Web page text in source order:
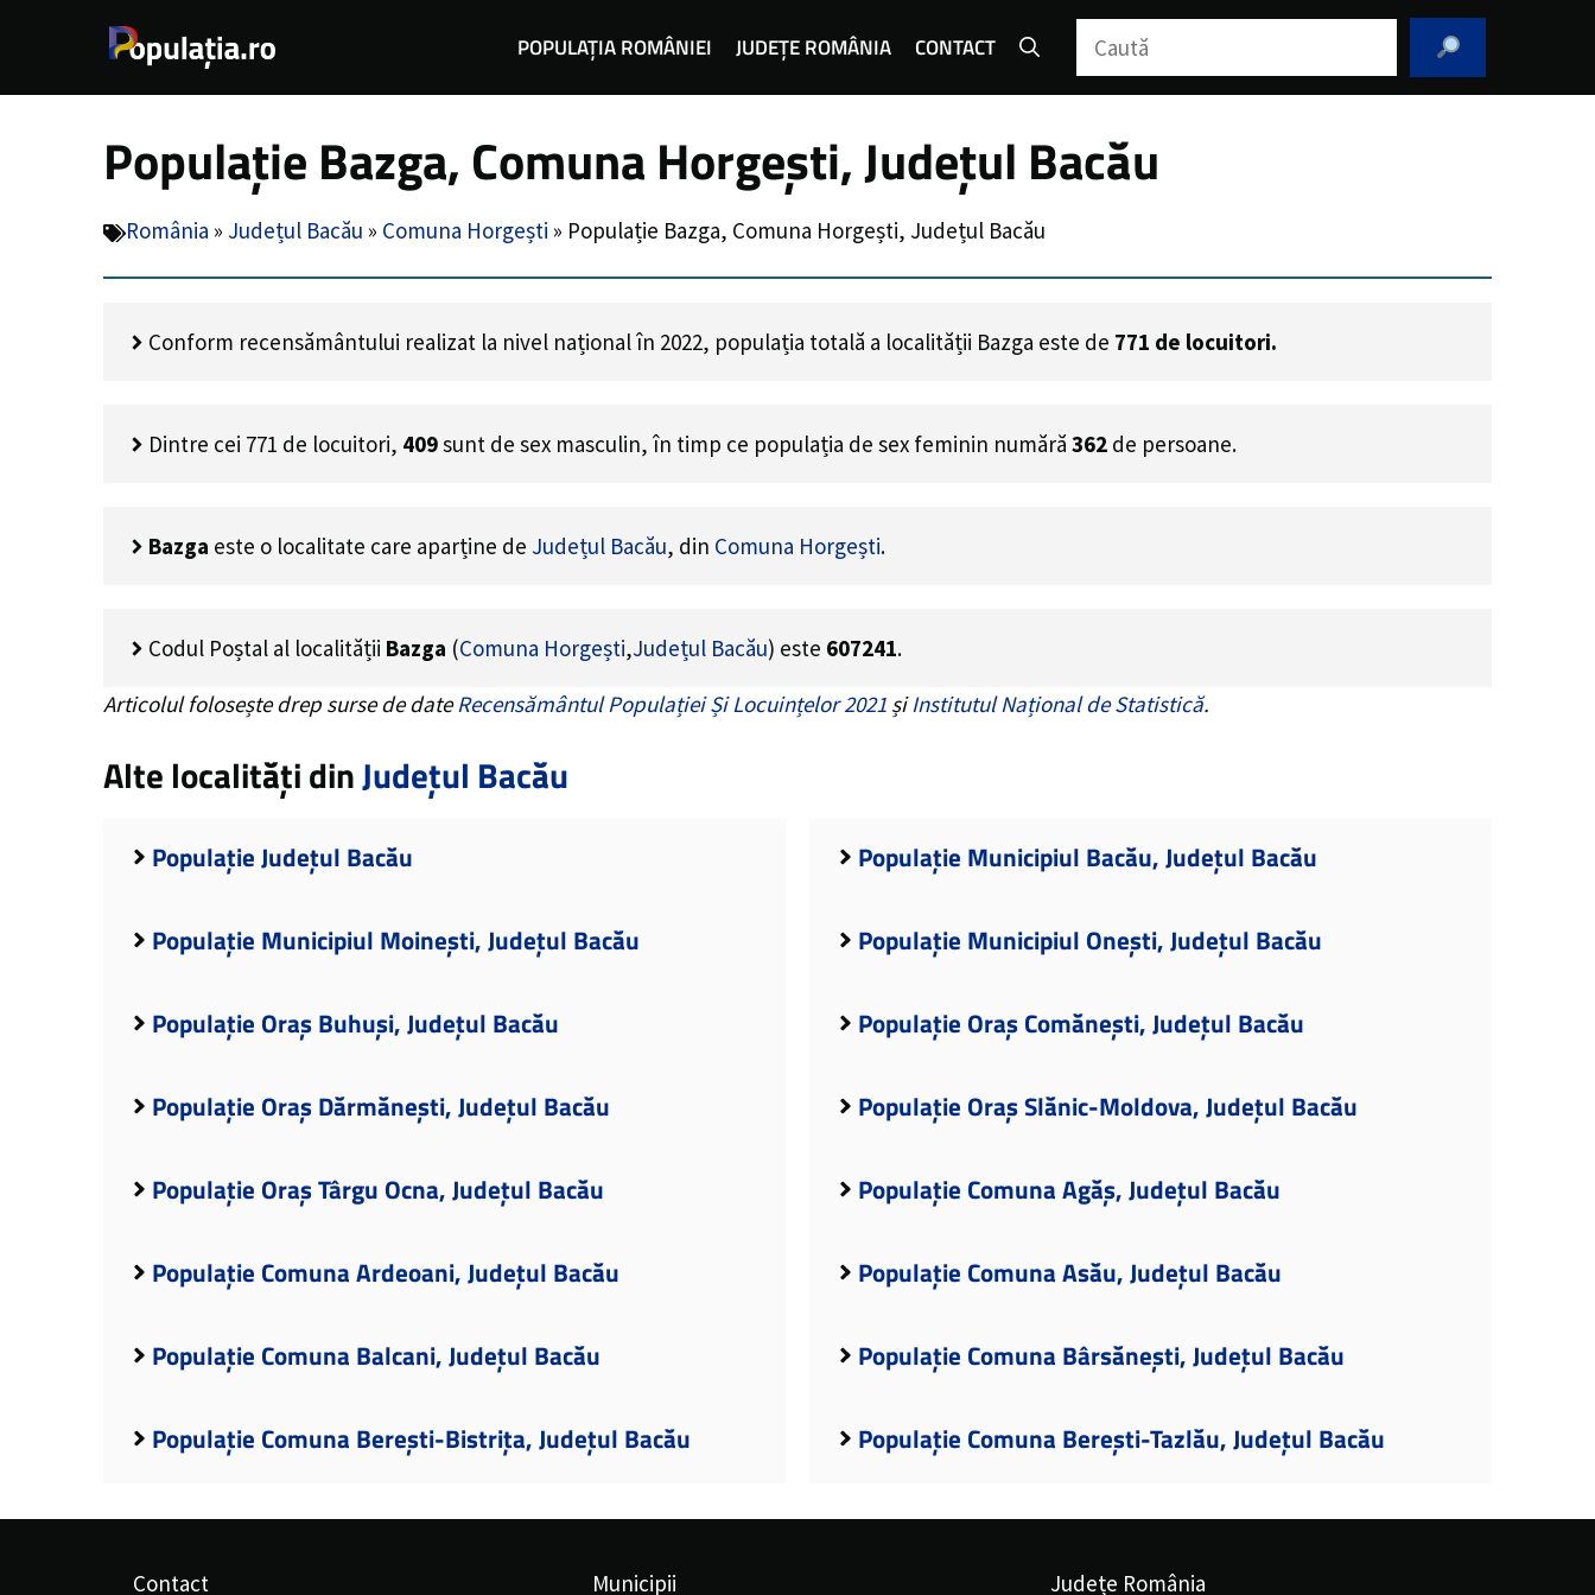
POPULAȚIA ROMÂNIEI JUDEȚE ROMÂNIA CONTACT Caută
Populație Bazga, Comuna Horgești, Județul Bacău
România » Județul Bacău » Comuna Horgești » Populație Bazga, Comuna Horgești, Județul Bacău
Conform recensământului realizat la nivel național în 2022, populația totală a localității Bazga este de 771 de locuitori.
Dintre cei 771 de locuitori, 409sunt de sex masculin, în timp ce populația de sex feminin numără 362 de persoane.
Bazga este o localitate care aparține de Județul Bacău, din Comuna Horgești.
Codul Poștal al localității Bazga (Comuna Horgești,Județul Bacău) este 607241.
Articolul folosește drep surse de dateRecensământul Populației Și Locuințelor 2021 șiInstitutul Național de Statistică.
Alte localități dinJudețul Bacău
Populație Județul Bacău Populație Municipiul Bacău, Județul Bacău
Populație Municipiul Moinești, Județul Bacău Populație Municipiul Onești, Județul Bacău
Populație Oraș Buhuși, Județul Bacău Populație Oraș Comănești, Județul Bacău
Populație Oraș Dărmănești, Județul Bacău Populație Oraș Slănic-Moldova, Județul Bacău
Populație Oraș Târgu Ocna, Județul Bacău Populație Comuna Agăș, Județul Bacău
Populație Comuna Ardeoani, Județul Bacău Populație Comuna Asău, Județul Bacău
Populație Comuna Balcani, Județul Bacău Populație Comuna Bârsănești, Județul Bacău
Populație Comuna Berești-Bistrița, Județul Bacău Populație Comuna Berești-Tazlău, Județul Bacău
Contact Municipii Județe România